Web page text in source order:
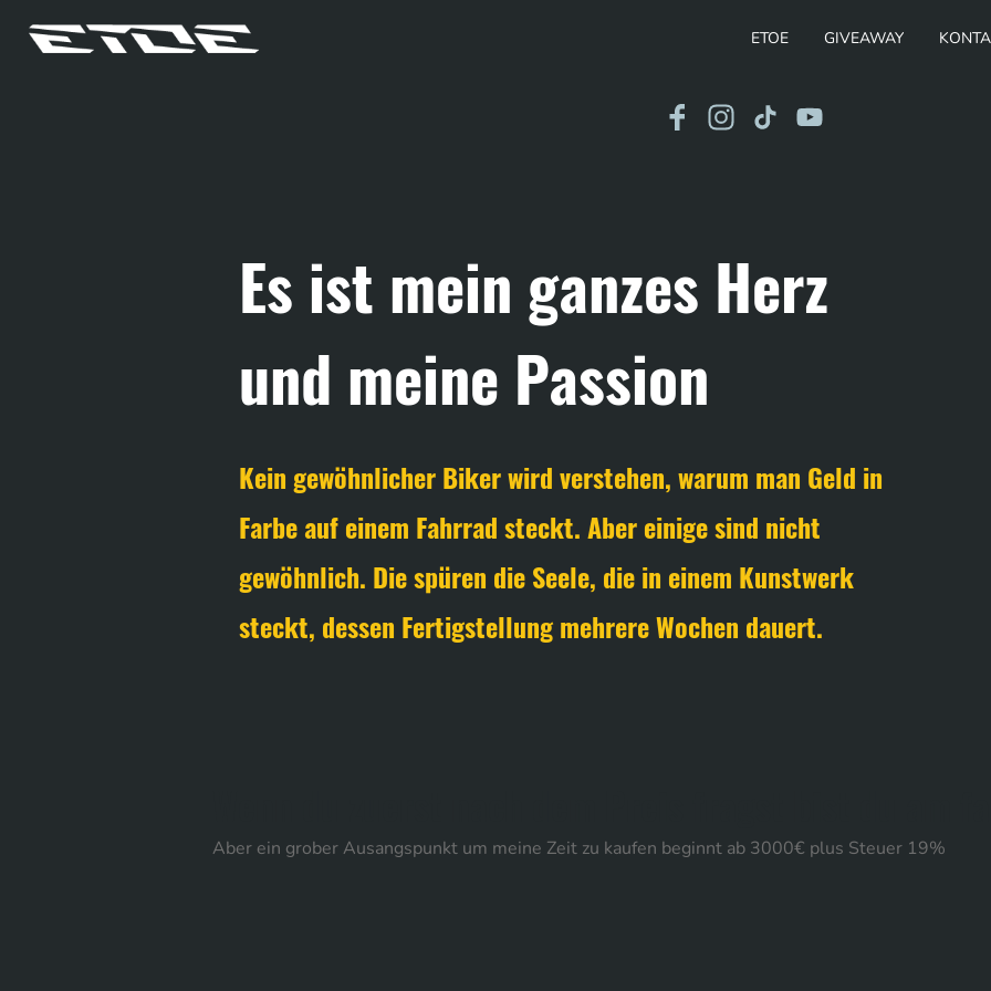
ETOE GIVEAWAY
Es ist mein ganzes Herz
und meine Passion
Kein gewöhnlicher Biker wird verstehen, warum man Geld in
Farbe auf einem Fahrrad steckt. Aber einige sind nicht
gewöhnlich. Die spüren die Seele, die in einem Kunstwerk
steckt, dessen Fertigstellung mehrere Wochen dauert.
Aber ein grober Ausangspunkt um meine Zeit zu kaufen beginnt ab 3000€ plus Steuer 19%